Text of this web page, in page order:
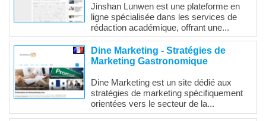
Jinshan Lunwen est une plateforme en
ligne spécialisée dans les services de
rédaction académique, offrant une...
Dine Marketing - Stratégies de
Marketing Gastronomique
Dine Marketing est un site dédié aux
stratégies de marketing spécifiquement
orientées vers le secteur de la...